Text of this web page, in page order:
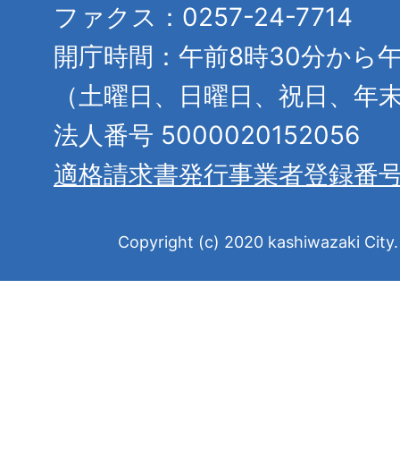
ファクス：0257-24-7714
開庁時間：午前8時30分から
（土曜日、日曜日、祝日、年
法人番号 5000020152056
適格請求書発行事業者登録番
Copyright (c) 2020 kashiwazaki